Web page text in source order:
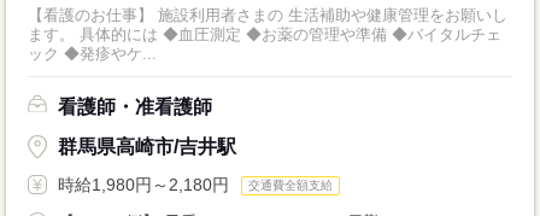
【看護のお仕事】 施設利用者さまの 生活補助や健康管理をお願いし
ます。 具体的には ◆血圧測定 ◆お薬の管理や準備 ◆バイタルチェ
ック ◆発疹やケ...
看護師・准看護師
群馬県高崎市/吉井駅
時給1,980円～2,180円 交通費全額支給